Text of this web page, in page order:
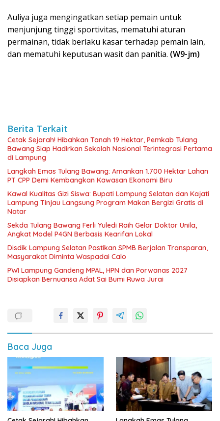
Auliya juga mengingatkan setiap pemain untuk
menjunjung tinggi sportivitas, mematuhi aturan
permainan, tidak berlaku kasar terhadap pemain lain,
dan mematuhi keputusan wasit dan panitia. (W9-jm)
Berita Terkait
Cetak Sejarah! Hibahkan Tanah 19 Hektar, Pemkab Tulang
Bawang Siap Hadirkan Sekolah Nasional Terintegrasi Pertama
di Lampung
Langkah Emas Tulang Bawang: Amankan 1.700 Hektar Lahan
PT CPP Demi Kembangkan Kawasan Ekonomi Biru
Kawal Kualitas Gizi Siswa: Bupati Lampung Selatan dan Kajati
Lampung Tinjau Langsung Program Makan Bergizi Gratis di
Natar
Sekda Tulang Bawang Ferli Yuledi Raih Gelar Doktor Unila,
Angkat Model P4GN Berbasis Kearifan Lokal
Disdik Lampung Selatan Pastikan SPMB Berjalan Transparan,
Masyarakat Diminta Waspadai Calo
PWI Lampung Gandeng MPAL, HPN dan Porwanas 2027
Disiapkan Bernuansa Adat Sai Bumi Ruwa Jurai
Baca Juga